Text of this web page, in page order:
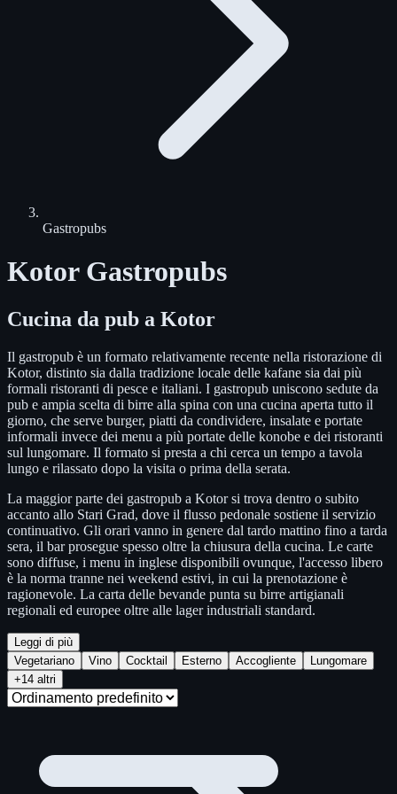
Gastropubs
Kotor Gastropubs
Cucina da pub a Kotor
Il gastropub è un formato relativamente recente nella ristorazione di
Kotor, distinto sia dalla tradizione locale delle kafane sia dai più
formali ristoranti di pesce e italiani. I gastropub uniscono sedute da
pub e ampia scelta di birre alla spina con una cucina aperta tutto il
giorno, che serve burger, piatti da condividere, insalate e portate
informali invece dei menu a più portate delle konobe e dei ristoranti
sul lungomare. Il formato si presta a chi cerca un tempo a tavola
lungo e rilassato dopo la visita o prima della serata.
La maggior parte dei gastropub a Kotor si trova dentro o subito
accanto allo Stari Grad, dove il flusso pedonale sostiene il servizio
continuativo. Gli orari vanno in genere dal tardo mattino fino a tarda
sera, il bar prosegue spesso oltre la chiusura della cucina. Le carte
sono diffuse, i menu in inglese disponibili ovunque, l'accesso libero
è la norma tranne nei weekend estivi, in cui la prenotazione è
ragionevole. La carta delle bevande punta su birre artigianali
regionali ed europee oltre alle lager industriali standard.
Leggi di più
Vegetariano
Vino Cocktail Esterno Accogliente
Lungomare
+14 altri